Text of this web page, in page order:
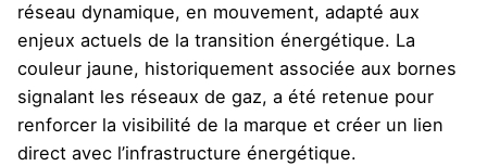
réseau dynamique, en mouvement, adapté aux
enjeux actuels de la transition énergétique. La
couleur jaune, historiquement associée aux bornes
signalant les réseaux de gaz, a été retenue pour
renforcer la visibilité de la marque et créer un lien
direct avec l’infrastructure énergétique.